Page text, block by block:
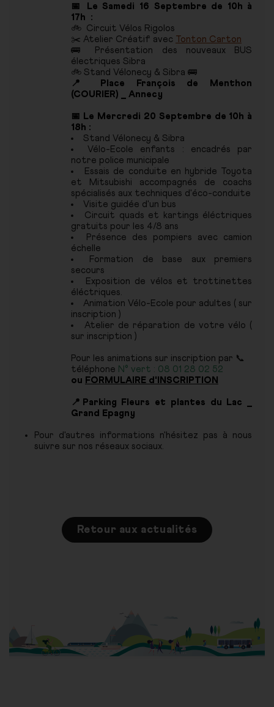
📅 Le Samedi 16 Septembre de 10h à
17h :
🚲 Circuit Vélos Rigolos
✂️ Atelier Créatif avec
Tonton Carton
🚌 Présentation des nouveaux BUS
électriques Sibra
🚲 Stand Vélonecy & Sibra 🚌
📍
Place François de Menthon
(COURIER) _ Annecy
📅 Le Mercredi 20 Septembre de 10h à
18h :
Stand Vélonecy & Sibra
Vélo-Ecole enfants : encadrés par
notre police municipale
Essais de conduite en hybride Toyota
et Mitsubishi accompagnés de coachs
spécialisés aux techniques d'éco-conduite
Visite guidée d'un bus
Circuit quads et kartings éléctriques
gratuits pour les 4/8 ans
Présence des pompiers avec camion
échelle
Formation de base aux premiers
secours
Exposition de vélos et trottinettes
éléctriques.
Animation Vélo-Ecole pour adultes ( sur
inscription )
Atelier de réparation de votre vélo (
sur inscription )
Pour les animations sur inscription par 📞
téléphone N° vert : 08 01 28 02 52
ou FORMULAIRE d'INSCRIPTION
📍Parking Fleurs et plantes du Lac _
Grand Epagny
Pour d'autres informations n'hésitez pas à nous
suivre sur nos réseaux sociaux.
Retour aux actualités